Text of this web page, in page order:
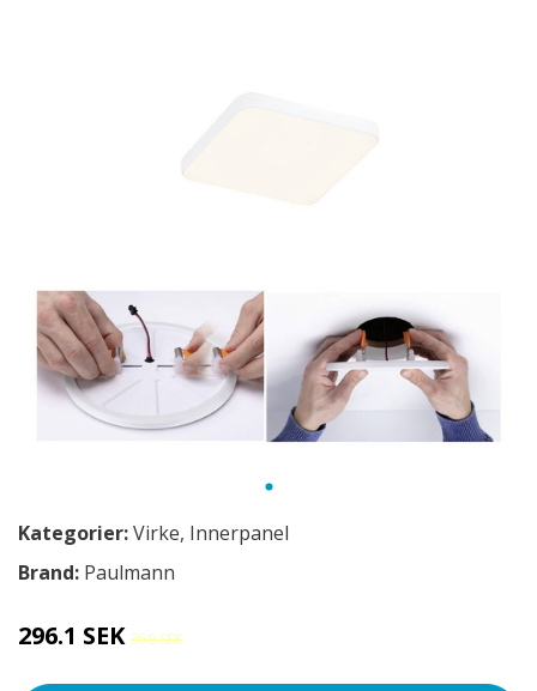
Kategorier:Virke, Innerpanel
Brand: Paulmann
296.1 SEK 359 SEK